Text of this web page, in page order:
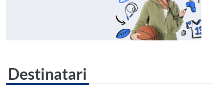
Destinatari